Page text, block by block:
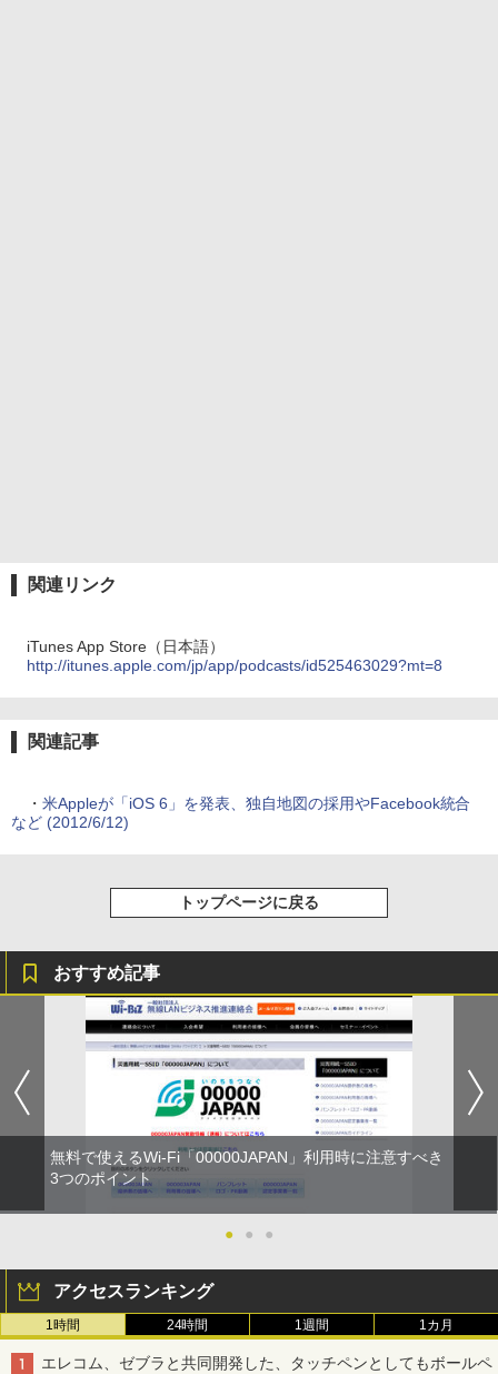
関連リンク
iTunes App Store（日本語）
http://itunes.apple.com/jp/app/podcasts/id525463029?mt=8
関連記事
・ 米Appleが「iOS 6」を発表、独自地図の採用やFacebook統合
など (2012/6/12)
トップページに戻る
おすすめ記事
無料で使えるWi-Fi「00000JAPAN」利用時に注意すべき
3つのポイント
● ● ●
アクセスランキング
1時間 24時間 1週間 1カ月
エレコム、ゼブラと共同開発した、タッチペンとしてもボールペ